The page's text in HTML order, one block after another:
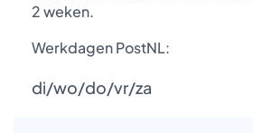
2 weken.
Werkdagen PostNL:
di/wo/do/vr/za